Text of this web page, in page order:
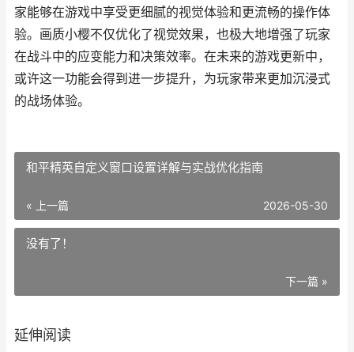
家能够在游戏中享受更细腻的视觉体验和更流畅的操作体
验。画质小樱不仅优化了视觉效果，也极大地增强了玩家
在战斗中的应变能力和决策效率。在未来的游戏更新中，
或许这一功能会得到进一步提升，为玩家带来更加沉浸式
的战场体验。
和平精英自定义窗口设置详解与实战优化指南
« 上一篇 2026-05-30
没有了！
下一篇 »
延伸阅读